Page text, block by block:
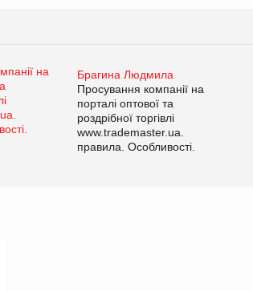
Брагина Людмила
Просування компанії на
порталі оптової та
роздрібної торгівлі
www.trademaster.ua.
правила. Особливості.